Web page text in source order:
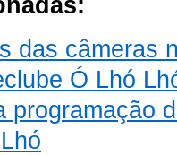
das câmeras
Ó Lhó
programação